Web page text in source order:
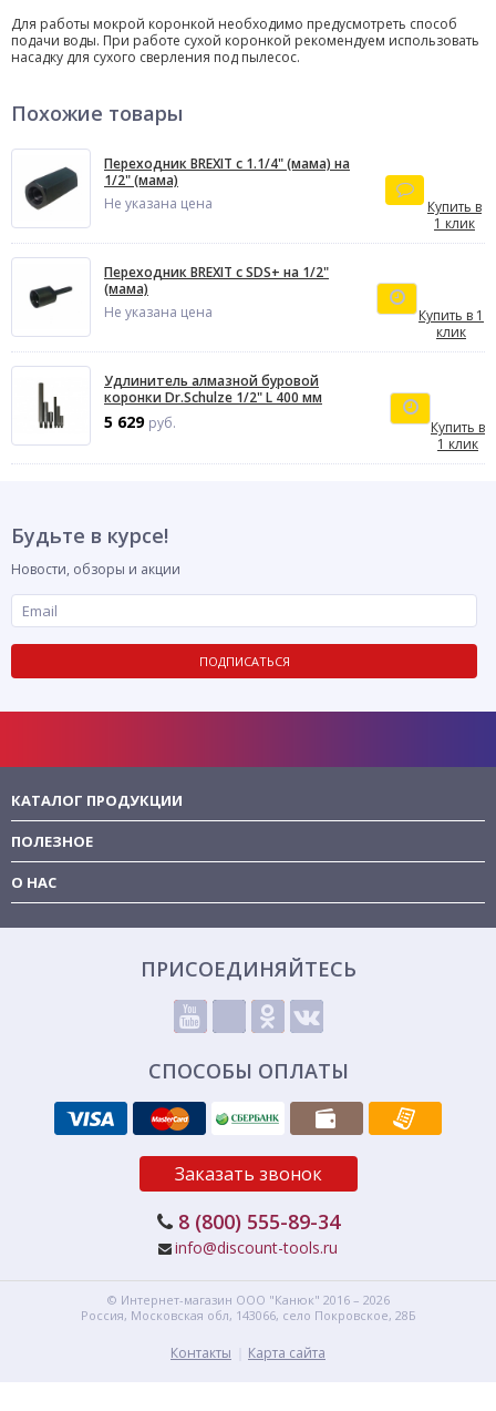
Для работы мокрой коронкой необходимо предусмотреть способ
подачи воды. При работе сухой коронкой рекомендуем использовать
насадку для сухого сверления под пылесос.
Похожие товары
Переходник BREXIT с 1.1/4" (мама) на
1/2" (мама)
Не указана цена
Купить в
1 клик
Переходник BREXIT с SDS+ на 1/2"
(мама)
Не указана цена
Купить в 1
клик
Удлинитель алмазной буровой
коронки Dr.Schulze 1/2" L 400 мм
5 629 руб.
Купить в
1 клик
Будьте в курсе!
Новости, обзоры и акции
ПОДПИСАТЬСЯ
КАТАЛОГ ПРОДУКЦИИ
ПОЛЕЗНОЕ
О НАС
ПРИСОЕДИНЯЙТЕСЬ
СПОСОБЫ ОПЛАТЫ
Заказать звонок
8 (800) 555-89-34
info@discount-tools.ru
© Интернет-магазин ООО "Канюк" 2016 – 2026
Россия, Московская обл, 143066, село Покровское, 28Б
Контакты Карта сайта